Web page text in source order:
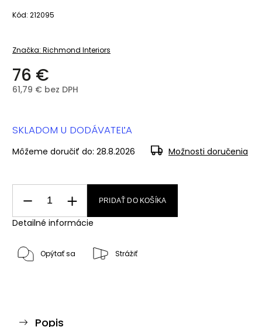
Kód: 212095
Značka: Richmond Interiors
76 €
61,79 € bez DPH
SKLADOM U DODÁVATEĽA
Môžeme doručiť do: 28.8.2026 Možnosti doručenia
PRIDAŤ DO KOŠÍKA
Detailné informácie
Opýtať sa Strážiť
Popis